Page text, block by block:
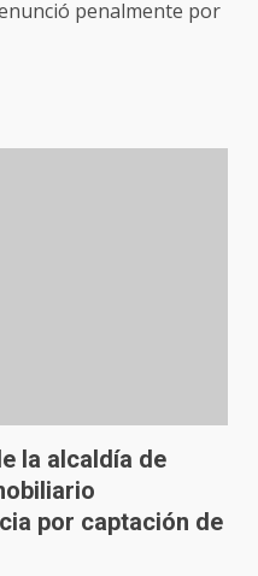
penalmente por
la alcaldía de
por captación de